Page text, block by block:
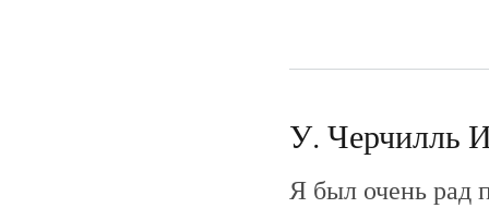
У. Черчилль
Я был очень рад